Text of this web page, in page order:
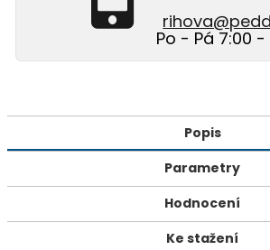
Po - Pá 7:00 -
Popis
Parametry
Hodnocení
Ke stažení